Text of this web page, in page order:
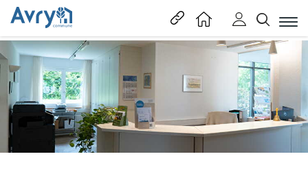
En tête